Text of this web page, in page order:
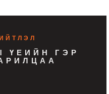
ҮЕИЙН ГЭР